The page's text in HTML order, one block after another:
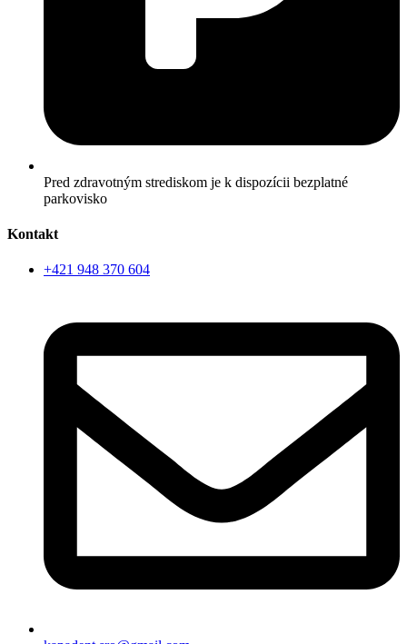
Pred zdravotným strediskom je k dispozícii bezplatné
parkovisko
Kontakt
+421 948 370 604